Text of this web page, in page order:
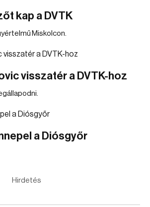
kap a DVTK
Miskolcon.
visszatér a DVTK-hoz
a Diósgyőr
Hirdetés